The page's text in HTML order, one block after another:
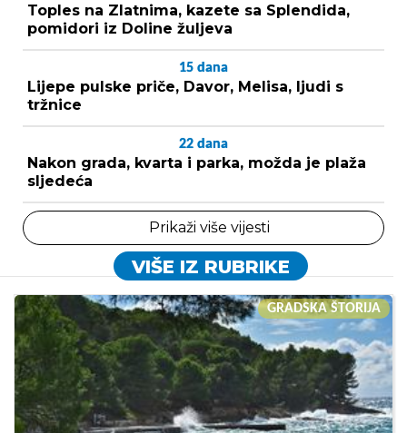
Toples na Zlatnima, kazete sa Splendida,
pomidori iz Doline žuljeva
15 dana
Lijepe pulske priče, Davor, Melisa, ljudi s
tržnice
22 dana
Nakon grada, kvarta i parka, možda je plaža
sljedeća
Prikaži više vijesti
VIŠE IZ RUBRIKE
GRADSKA ŠTORIJA